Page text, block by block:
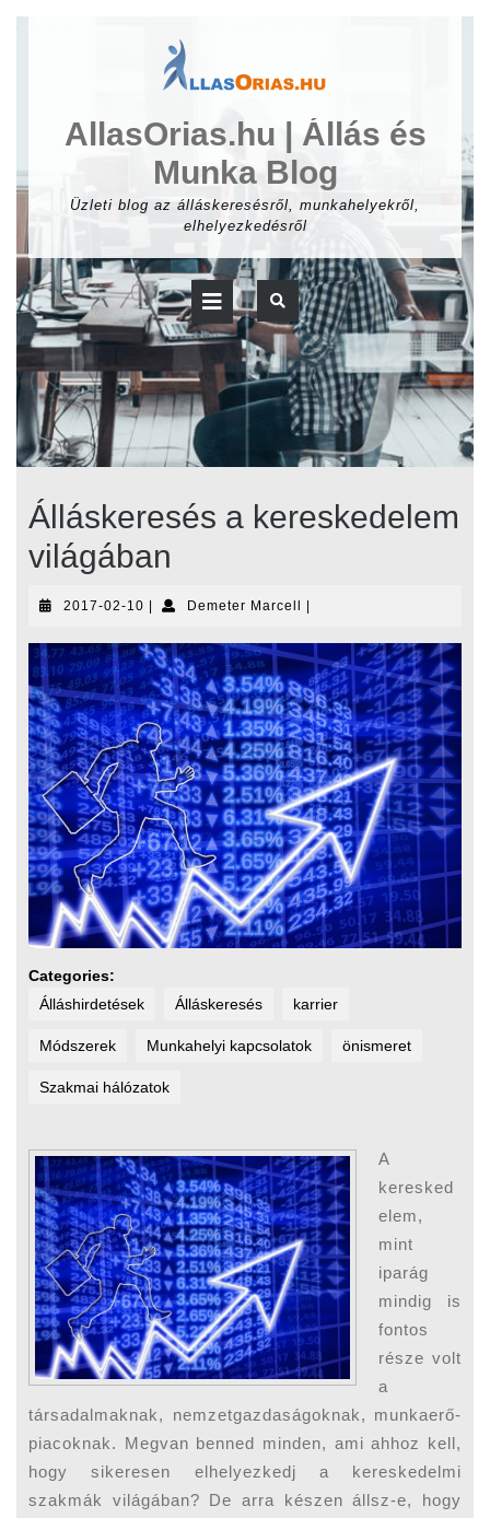
AllasOrias.hu | Állás és
Munka Blog
Üzleti blog az álláskeresésről, munkahelyekről,
elhelyezkedésről
Open
Button
Álláskeresés a kereskedelem
világában
2017-02-10 2017-
10
| Demeter Marcell Demeter
|
Categories:
Álláshirdetések
Álláskeresés karrier
Módszerek Munkahelyi kapcsolatok önismeret
Szakmai hálózatok
A
keresked
elem,
mint
iparág
mindig is
fontos
része volt
a
társadalmaknak, nemzetgazdaságoknak, munkaerő-
piacoknak. Megvan benned minden, ami ahhoz kell,
hogy sikeresen elhelyezkedj a kereskedelmi
szakmák világában? De arra készen állsz-e, hogy